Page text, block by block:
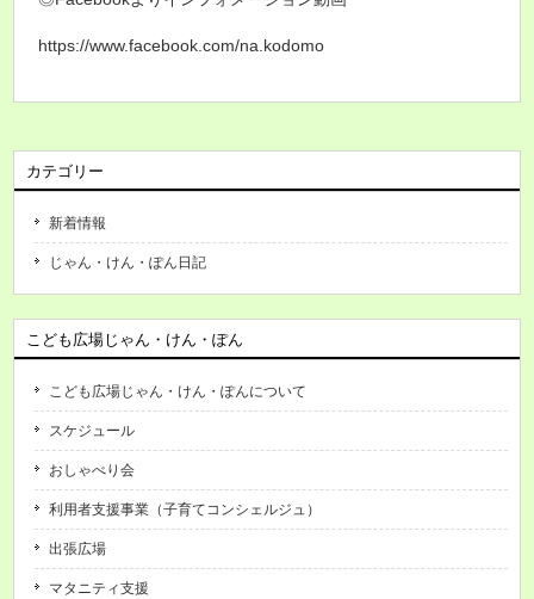
https://www.facebook.com/na.kodomo
カテゴリー
新着情報
じゃん・けん・ぽん日記
こども広場じゃん・けん・ぽん
こども広場じゃん・けん・ぽんについて
スケジュール
おしゃべり会
利用者支援事業（子育てコンシェルジュ）
出張広場
マタニティ支援